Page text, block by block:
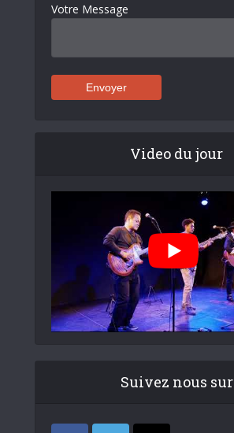
Votre Message
Video du jour
Suivez nous sur